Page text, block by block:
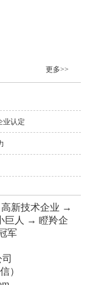
更多>>
业认定
新技术企业 →
巨人 → 瞪羚企
军
）